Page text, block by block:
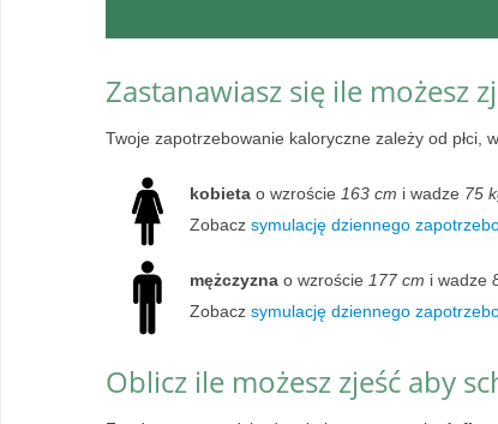
Zastanawiasz się ile możesz
Twoje zapotrzebowanie kaloryczne zależy od płci,
kobieta o wzroście 163 cm i wadze 75
Zobacz symulację dziennego
mężczyzna o wzroście 177 cm i wadze
Zobacz symulację dziennego
Oblicz ile możesz zjeść aby